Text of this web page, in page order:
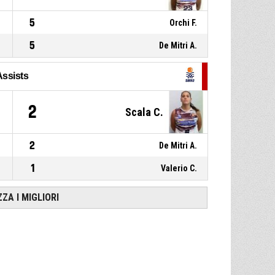
5 Orchi F.
5 De Mitri A.
2 Scala C.
2 De Mitri A.
1 Valerio C.
I MIGLIORI